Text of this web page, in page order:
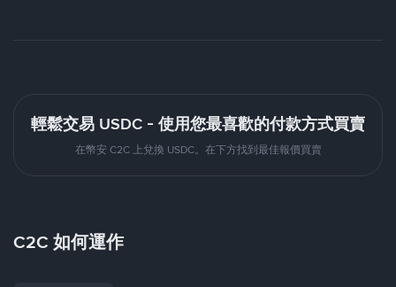
輕鬆交易 USDC - 使用您最喜歡的付款方式買賣
在幣安 C2C 上兌換 USDC。在下方找到最佳報價買賣
C2C 如何運作